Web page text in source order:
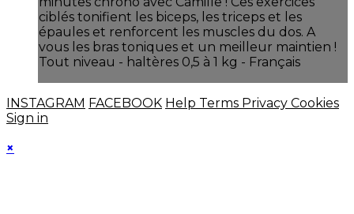
ciblés tonifient les biceps, les triceps et les
épaules et renforcent les muscles du dos. A
vous les bras toniques et un meilleur maintien !
Tout niveau - haltères 0,5 à 1 kg - Français
INSTAGRAM FACEBOOK Help Terms Privacy Cookies
Sign in
×